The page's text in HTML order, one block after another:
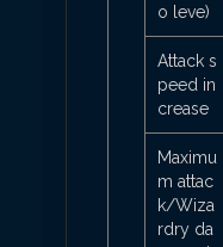
o leve)
Attack s
peed in
crease
Maximu
m attac
k/Wiza
rdry da